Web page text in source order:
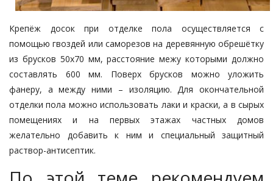
Крепёж досок при отделке пола осуществляется с
помощьюгвоздей или саморезов на деревянную обрешётку
из брусков 50х70 мм, расстояние межу которыми должно
составлять 600 мм. Поверх брусков можно уложить
фанеру, а между ними – изоляцию. Для окончательной
отделки пола можно использовать лаки и краски, а в сырых
помещениях и на первых этажах частных домов
желательно добавить к ним и специальный защитный
раствор-антисептик.